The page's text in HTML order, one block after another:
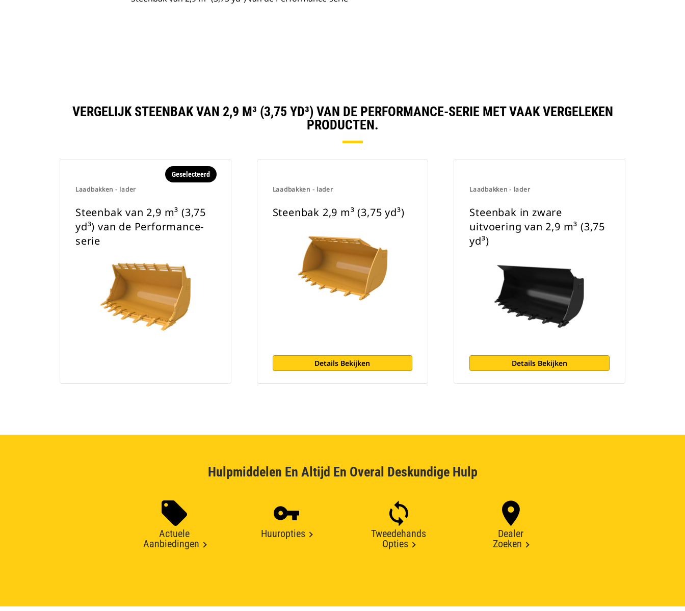
VERGELIJK STEENBAK VAN 2,9 M³ (3,75 YD³) VAN DE PERFORMANCE-SERIE MET VAAK VERGELEKEN
PRODUCTEN.
Laadbakken - lader
Geselecteerd
Steenbak van 2,9 m³ (3,75
yd³) van de Performance-
serie
Laadbakken - lader
Steenbak 2,9 m³ (3,75 yd³)
Details Bekijken
Laadbakken - lader
Steenbak in zware
uitvoering van 2,9 m³ (3,75
yd³)
Details Bekijken
Hulpmiddelen En Altijd En Overal Deskundige Hulp
Actuele
Aanbiedingen
Huuropties
Tweedehands
Opties
Dealer
Zoeken